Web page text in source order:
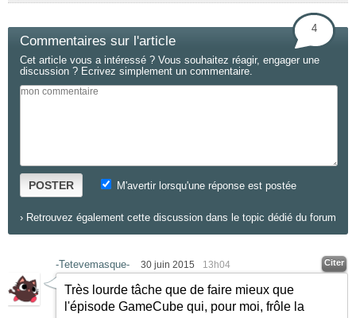
Commentaires sur l'article
4
Cet article vous a intéressé ? Vous souhaitez réagir, engager une
discussion ? Ecrivez simplement un commentaire.
POSTER M'avertir lorsqu'une réponse est postée
› Retrouvez également cette discussion dans le topic dédié du forum
-Tetevemasque- 30 juin 2015 13h04 Citer
Très lourde tâche que de faire mieux que
l'épisode GameCube qui, pour moi, frôle la